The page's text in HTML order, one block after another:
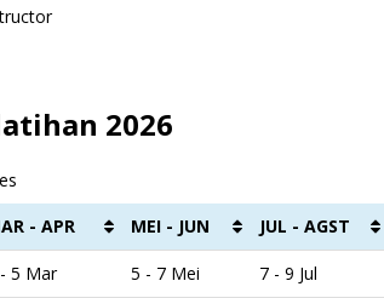
2026
- APR MEI - JUN JUL - AGST
5 Mar 5 - 7 Mei 7 - 9 Jul